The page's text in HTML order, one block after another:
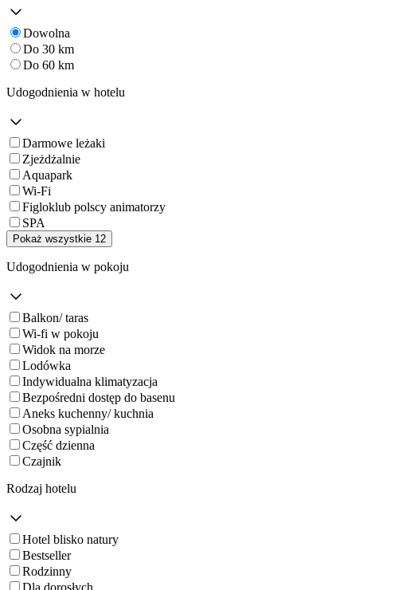
Dowolna
Do 30 km
Do 60 km
Udogodnienia w hotelu
Darmowe leżaki
Zjeżdżalnie
Aquapark
Wi-Fi
Figloklub polscy animatorzy
SPA
Pokaż wszystkie 12
Udogodnienia w pokoju
Balkon/ taras
Wi-fi w pokoju
Widok na morze
Lodówka
Indywidualna klimatyzacja
Bezpośredni dostęp do basenu
Aneks kuchenny/ kuchnia
Osobna sypialnia
Część dzienna
Czajnik
Rodzaj hotelu
Hotel blisko natury
Bestseller
Rodzinny